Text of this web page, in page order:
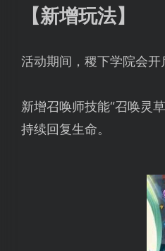
【新增玩法】
活动期间，稷下学院会开
新增召唤师技能“召唤灵
持续回复生命。